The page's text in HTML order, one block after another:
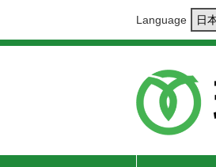
Language